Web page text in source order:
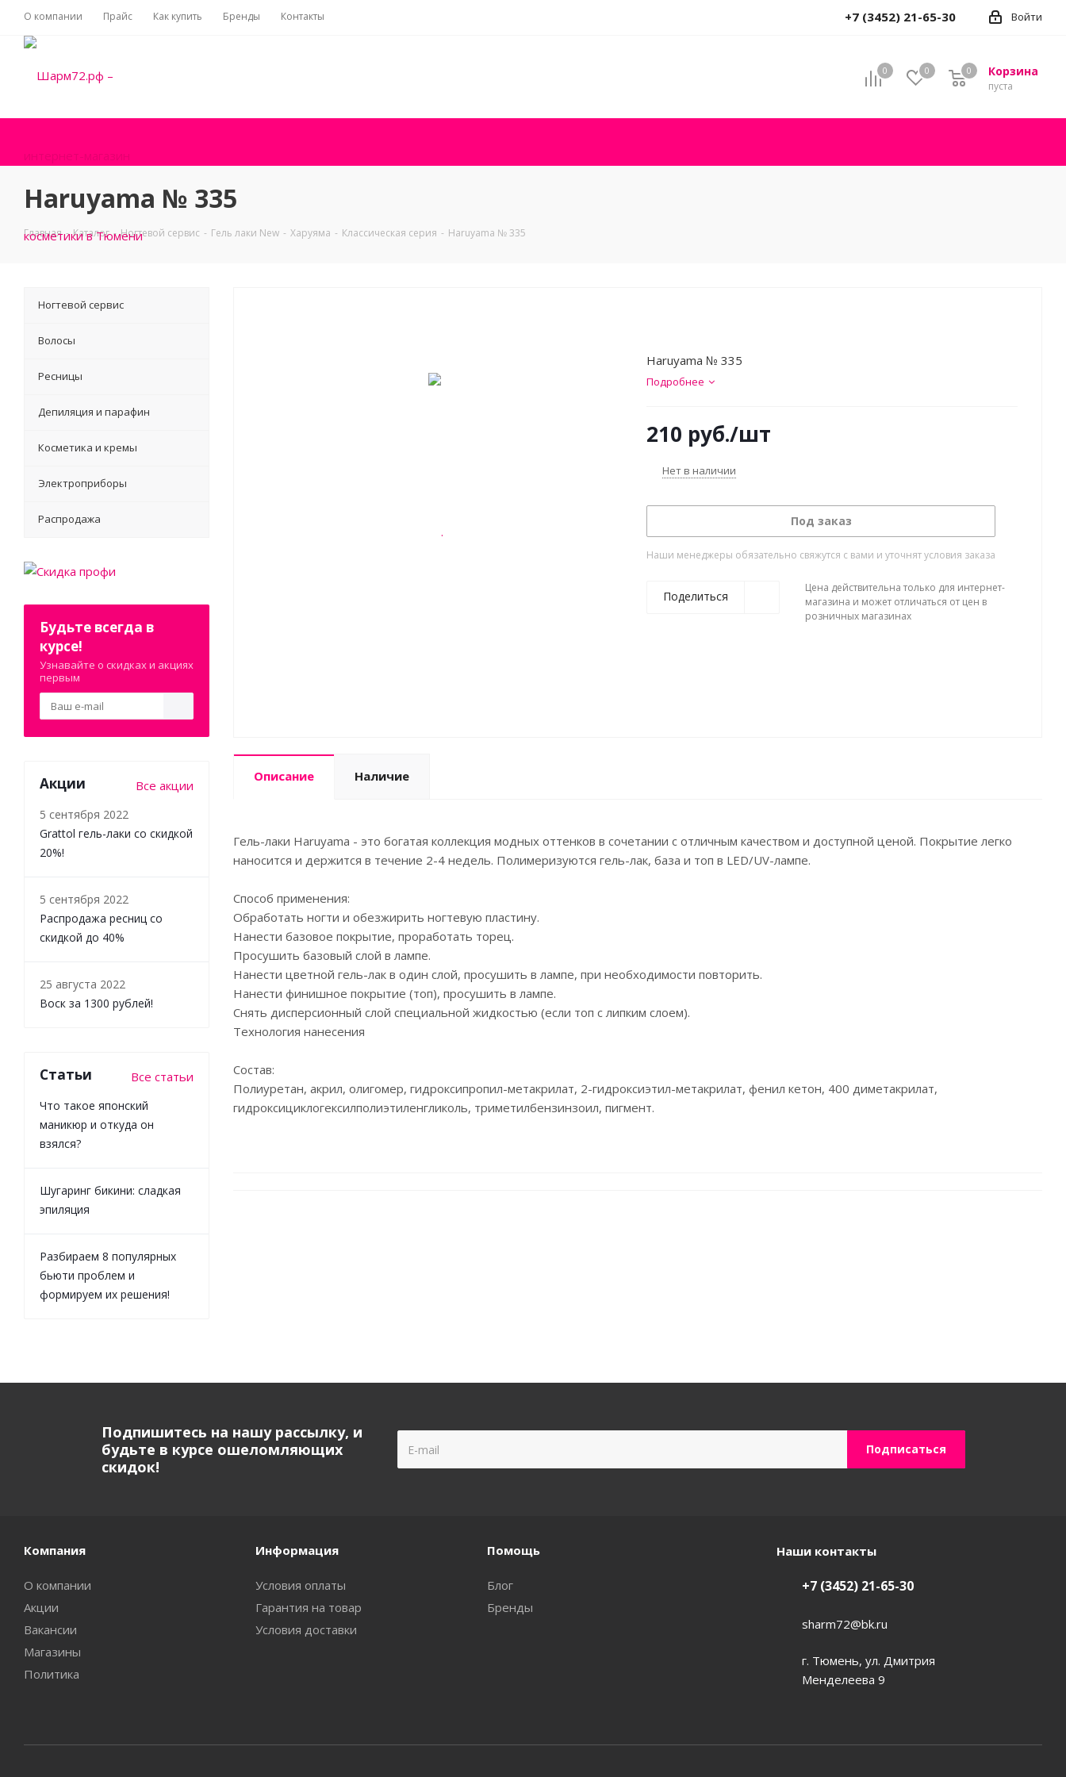
О компании Прайс Как купить Бренды Контакты Войти
+7 (3452) 21-65-30
0 0 Корзина
пуста
0
Haruyama № 335
Главная - Каталог - Ногтевой сервис - Гель лаки New - Харуяма - Классическая серия - Haruyama № 335
Haruyama № 335
Подробнее
210 руб./шт
Нет в наличии
Под заказ
Наши менеджеры обязательно свяжутся с вами и уточнят условия заказа
Поделиться
Цена действительна только для интернет-
магазина и может отличаться от цен в
розничных магазинах
Описание Наличие
Гель-лаки Haruyama - это богатая коллекция модных оттенков в сочетании с отличным качеством и доступной ценой. Покрытие легко
наносится и держится в течение 2-4 недель. Полимеризуются гель-лак, база и топ в LED/UV-лампе.
Способ применения:
Обработать ногти и обезжирить ногтевую пластину.
Нанести базовое покрытие, проработать торец.
Просушить базовый слой в лампе.
Нанести цветной гель-лак в один слой, просушить в лампе, при необходимости повторить.
Нанести финишное покрытие (топ), просушить в лампе.
Снять дисперсионный слой специальной жидкостью (если топ с липким слоем).
Технология нанесения
Состав:
Полиуретан, акрил, олигомер, гидроксипропил-метакрилат, 2-гидроксиэтил-метакрилат, фенил кетон, 400 диметакрилат,
гидроксициклогексилполиэтиленгликоль, триметилбензинзоил, пигмент.
Ногтевой сервис
Волосы
Ресницы
Депиляция и парафин
Косметика и кремы
Электроприборы
Распродажа
Будьте всегда в
курсе!
Узнавайте о скидках и акциях
первым
Акции Все акции
5 сентября 2022
Grattol гель-лаки со скидкой
20%!
5 сентября 2022
Распродажа ресниц со
скидкой до 40%
25 августа 2022
Воск за 1300 рублей!
Статьи Все статьи
Что такое японский
маникюр и откуда он
взялся?
Шугаринг бикини: сладкая
эпиляция
Разбираем 8 популярных
бьюти проблем и
формируем их решения!
Подпишитесь на нашу рассылку, и
будьте в курсе ошеломляющих
скидок!
Компания
О компании
Акции
Вакансии
Магазины
Политика
Информация
Условия оплаты
Гарантия на товар
Условия доставки
Помощь
Блог
Бренды
Наши контакты
+7 (3452) 21-65-30
sharm72@bk.ru
г. Тюмень, ул. Дмитрия
Менделеева 9